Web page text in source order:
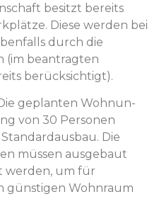
besitzt bere­its
Diese wer­den bei
durch die
(im beantragten
berücksichtigt).
geplanten Woh­nun­
von 30 Per­so­n­en
Die
müssen aus­ge­baut
wer­den, um für
gün­sti­gen Wohn­raum